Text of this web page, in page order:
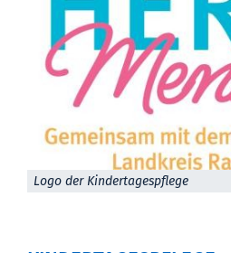
Logo der Kindertagespflege